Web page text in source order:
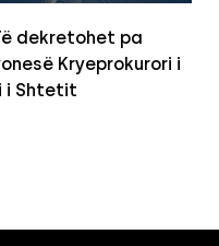
dekretohet pa
Kryeprokurori i
i Shtetit